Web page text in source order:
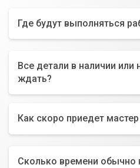
Где будут выполняться
Все детали в наличии или
ждать?
Как скоро приедет
Сколько времени обычно